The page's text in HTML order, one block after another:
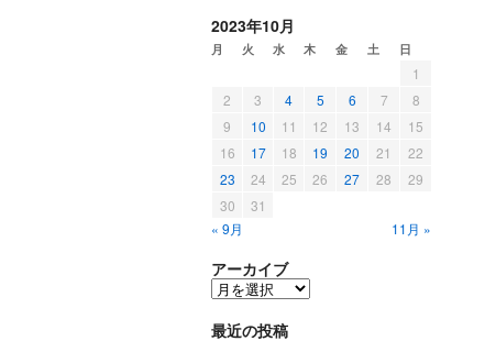
2023年10月
月 火 水 木 金 土 日
« 9月 11月 »
1
2
3 4 5 6 7
8
9
10 11 12 13 14
15
16
17 18 19 20 21
22
23
24 25 26 27 28
29
30
31
アーカイブ
最近の投稿